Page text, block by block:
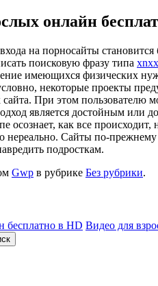
онлайн
на порносайты
поисковую фразу типа
имеющихся физических
некоторые проекты
сайта. При этом
является достойным или
осознает, как все
нереально. Сайты по-
подросткам.
Gwp в рубрике Без рубрики.
бесплатно в HD Видео для